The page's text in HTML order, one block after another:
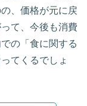
、価格が元に戻
て、今後も消費
の「食に関する
てくるでしょ